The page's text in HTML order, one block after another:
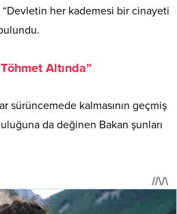
“Devletin her kademesi bir cinayeti
Altında”
sürüncemede kalmasının geçmiş
da değinen Bakan şunları